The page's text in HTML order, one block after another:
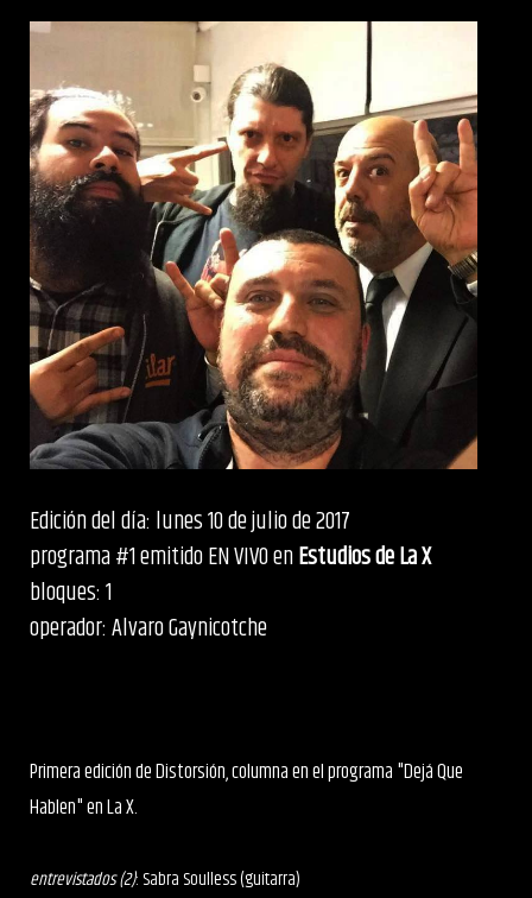
Edición del día: lunes 10 de julio de 2017
programa #1 emitido EN VIVO enEstudios de La X
bloques: 1
operador: Alvaro Gaynicotche
Primera edición de Distorsión, columna en el programa "Dejá Que
Hablen" en La X.
entrevistados (2): Sabra Soulless (guitarra)